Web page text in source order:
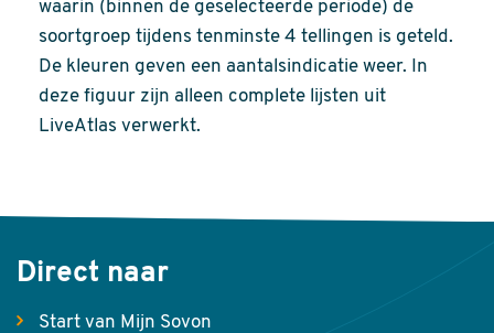
waarin (binnen de geselecteerde periode) de
soortgroep tijdens tenminste 4 tellingen is geteld.
De kleuren geven een aantalsindicatie weer. In
deze figuur zijn alleen complete lijsten uit
LiveAtlas verwerkt.
Direct naar
Start van Mijn Sovon